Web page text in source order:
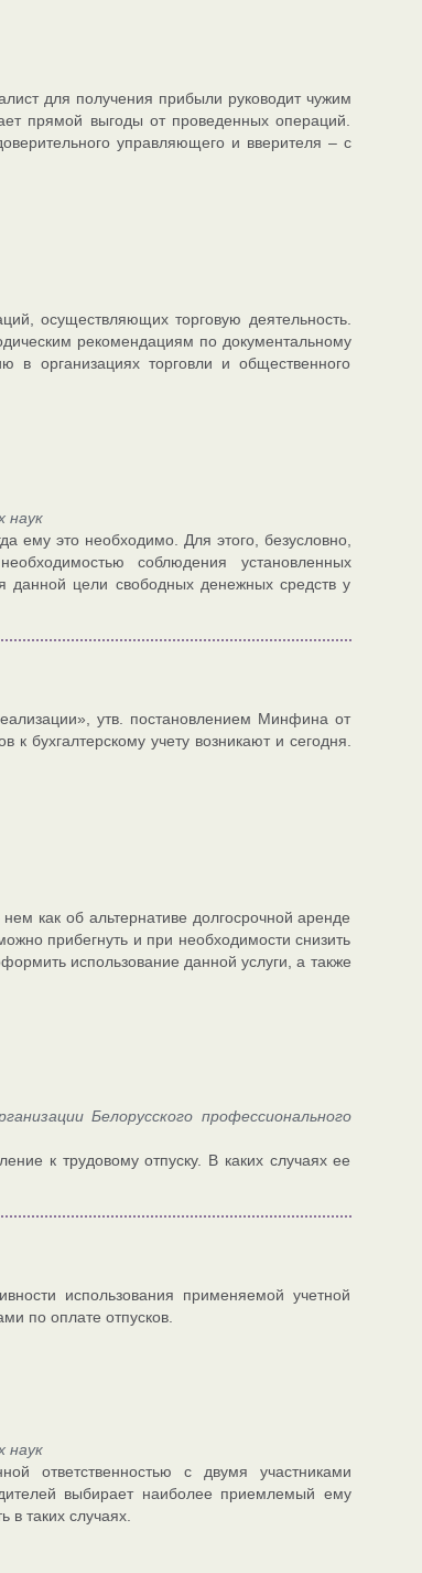
для получения прибыли руководит чужим
прямой выгоды от проведенных операций.
управляющего и вверителя – с
осуществляющих торговую деятельность.
рекомендациям по документальному
организациях торговли и общественного
наук
ему это необходимо. Для этого, безусловно,
соблюдения установленных
данной цели свободных денежных средств у
утв. постановлением Минфина от
бухгалтерскому учету возникают и сегодня.
как об альтернативе долгосрочной аренде
прибегнуть и при необходимости снизить
использование данной услуги, а также
Белорусского профессионального
к трудовому отпуску. В каких случаях ее
использования применяемой учетной
по оплате отпусков.
наук
ответственностью с двумя участниками
выбирает наиболее приемлемый ему
таких случаях.